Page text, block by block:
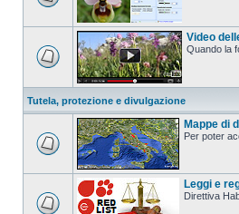
Video
Quando la
Tutela, protezione e divulgazione
Mappe di
Per poter
Leggi e
Direttiva